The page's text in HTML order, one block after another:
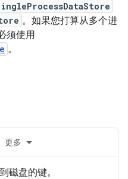
。如果您打算从多个进
须使用
。
更多
磁盘的键。